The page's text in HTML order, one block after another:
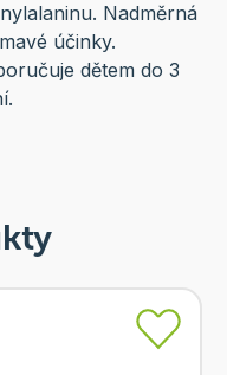
Nadměrná
účinky.
dětem do 3